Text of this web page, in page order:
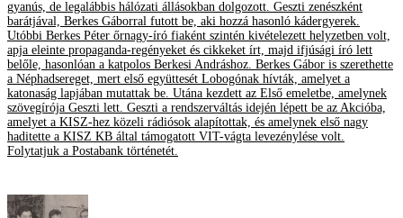
gyanús, de legalábbis hálózati állásokban dolgozott. Geszti zenészként
barátjával, Berkes Gáborral futott be, aki hozzá hasonló kádergyerek.
Utóbbi Berkes Péter őrnagy-író fiaként szintén kivételezett helyzetben volt,
apja eleinte propaganda-regényeket és cikkeket írt, majd ifjúsági író lett
belőle, hasonlóan a katpolos Berkesi Andráshoz. Berkes Gábor is szerethette
a Néphadsereget, mert első együttesét Lobogónak hívták, amelyet a
katonaság lapjában mutattak be. Utána kezdett az Első emeletbe, amelynek
szövegírója Geszti lett. Geszti a rendszerváltás idején lépett be az Akcióba,
amelyet a KISZ-hez közeli rádiósok alapítottak, és amelynek első nagy
haditette a KISZ KB által támogatott VIT-vágta levezénylése volt.
Folytatjuk a Postabank történetét.